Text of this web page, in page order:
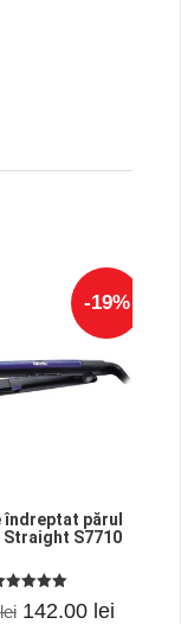
-19%
îndreptat părul
Straight S7710
5.00
out of 5
lei Prețul
142.00 leiPrețul